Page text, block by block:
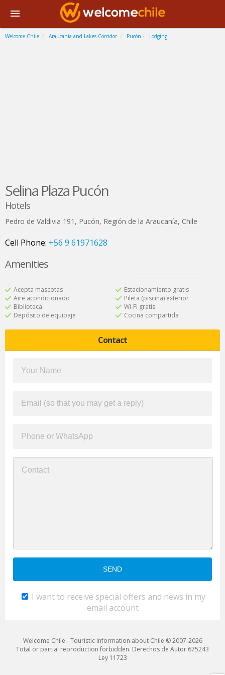
Welcome Chile Araucania and Lakes Corridor Pucón Lodging
Selina Plaza Pucón
Hotels
Pedro de Valdivia 191 , Pucón, Región de la Araucanía, Chile
Cell Phone: +56 9 61971628
Amenities
Acepta mascotas
Aire acondicionado
Biblioteca
Depósito de equipaje
Estacionamiento gratis
Pileta (piscina) exterior
Wi-Fi gratis
Cocina compartida
Contact
I want to receive special offers and news in my
email account
Welcome Chile - Touristic Information about Chile © 2007-2026
Total or partial reproduction forbidden. Derechos de Autor 675243
Ley 11723